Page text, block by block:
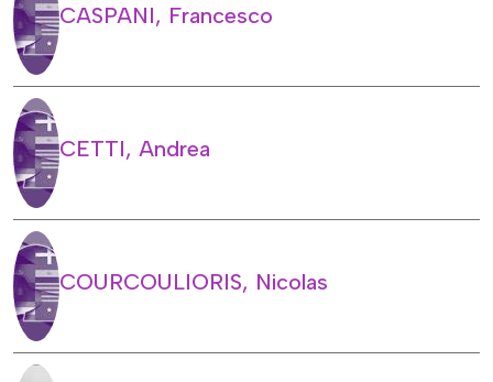
CASPANI, Francesco
CETTI, Andrea
COURCOULIORIS, Nicolas